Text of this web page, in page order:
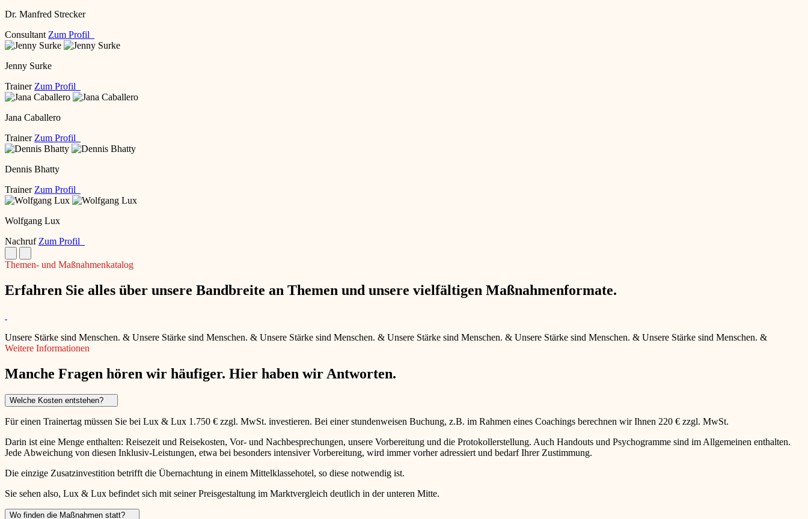
Dr. Manfred Strecker
Consultant Zum Profil
Jenny Surke
Trainer Zum Profil
Jana Caballero
Trainer Zum Profil
Dennis Bhatty
Trainer Zum Profil
Wolfgang Lux
Nachruf Zum Profil
Themen- und Maßnahmenkatalog
Erfahren Sie alles über unsere Bandbreite an Themen und unsere vielfältigen Maßnahmenformate.
Unsere Stärke sind Menschen. & Unsere Stärke sind Menschen. & Unsere Stärke sind Menschen. & Unsere Stärke sind Menschen. & Unsere Stärke sind Menschen. & Unsere Stärke sind Menschen. &
Weitere Informationen
Manche Fragen hören wir häufiger. Hier haben wir Antworten.
Welche Kosten entstehen?
Für einen Trainertag müssen Sie bei Lux & Lux 1.750 € zzgl. MwSt. investieren. Bei einer stundenweisen Buchung, z.B. im Rahmen eines Coachings berechnen wir Ihnen 220 € zzgl. MwSt.
Darin ist eine Menge enthalten: Reisezeit und Reisekosten, Vor- und Nachbesprechungen, unsere Vorbereitung und die Protokollerstellung. Auch Handouts und Psychogramme sind im Allgemeinen enthalten.
Jede Abweichung von diesen Inklusiv-Leistungen, etwa bei besonders intensiver Vorbereitung, wird immer vorher adressiert und bedarf Ihrer Zustimmung.
Die einzige Zusatzinvestition betrifft die Übernachtung in einem Mittelklassehotel, so diese notwendig ist.
Sie sehen also, Lux & Lux befindet sich mit seiner Preisgestaltung im Marktvergleich deutlich in der unteren Mitte.
Wo finden die Maßnahmen statt?